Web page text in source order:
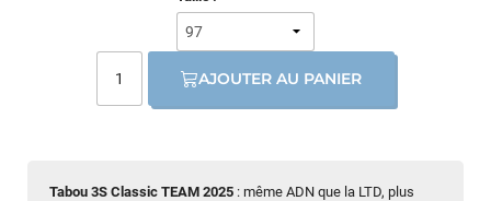
Tabou 3S Classic TEAM 2025 : même ADN que la LTD, plus
AJOUTER AU PANIER